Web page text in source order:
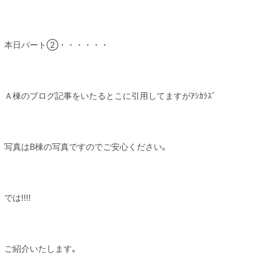
本日パート②・・・・・・
Ａ棟のブログ記事をいたるとこに引用してますがｱｼｶﾗｽﾞ
写真はB棟の写真ですのでご安心ください｡
では!!!!
ご紹介いたします｡